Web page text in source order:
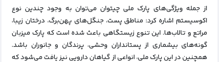
از جمله ویژگی‌های پارک ملی چیتوان می‌توان به وجود چندین نوع
اکوسیستم اشاره کرد: مناطق پست، جنگل‌های پهن‌برگ، درختان زیبا،
مراتع و تالاب‌ها. این تنوع زیستگاهی باعث شده است که پارک میزبان
گونه‌های بیشماری از پستانداران وحشی، پرندگان و جانوران باشد.
همچنین در این پارک ملی، انواعی از گیاهان دارویی نیز یافت می‌شود که